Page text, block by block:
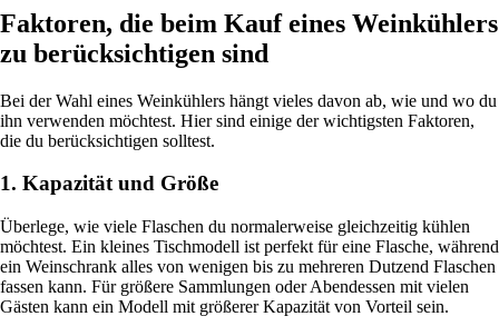
Faktoren, die beim Kauf eines Weinkühlers
zu berücksichtigen sind
Bei der Wahl eines Weinkühlers hängt vieles davon ab, wie und wo du
ihn verwenden möchtest. Hier sind einige der wichtigsten Faktoren,
die du berücksichtigen solltest.
1. Kapazität und Größe
Überlege, wie viele Flaschen du normalerweise gleichzeitig kühlen
möchtest. Ein kleines Tischmodell ist perfekt für eine Flasche, während
ein Weinschrank alles von wenigen bis zu mehreren Dutzend Flaschen
fassen kann. Für größere Sammlungen oder Abendessen mit vielen
Gästen kann ein Modell mit größerer Kapazität von Vorteil sein.